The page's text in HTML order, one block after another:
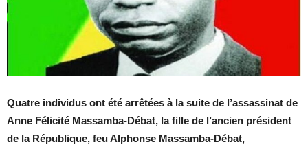
Quatre individus ont été arrêtées à la suite de l’assassinat de
Anne Félicité Massamba-Débat, la fille de l’ancien président
de la République, feu Alphonse Massamba-Débat,